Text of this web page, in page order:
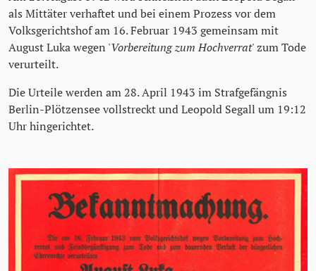
als Mittäter verhaftet und bei einem Prozess vor dem
Volksgerichtshof am 16. Februar 1943 gemeinsam mit
August Luka wegen 'Vorbereitung zum Hochverrat' zum Tode
verurteilt.
Die Urteile werden am 28. April 1943 im Strafgefängnis
Berlin-Plötzensee vollstreckt und Leopold Segall um 19:12
Uhr hingerichtet.